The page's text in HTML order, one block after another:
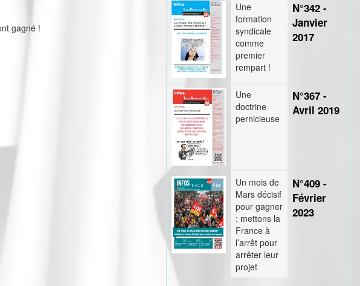
gagné !
Une
formation
syndicale
comme
premier
rempart !
N°342 -
Janvier
2017
Une
doctrine
pernicieuse
N°367 -
Avril 2019
Un mois de
Mars décisif
pour gagner
: mettons la
France à
l’arrêt pour
arrêter leur
projet
N°409 -
Février
2023